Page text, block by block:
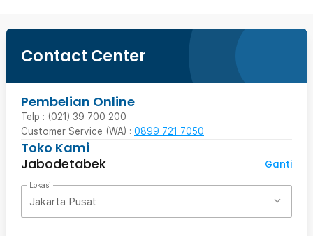
Contact Center
Pembelian Online
Telp : (021) 39 700 200
Customer Service (WA) : 0899 721 7050
Toko Kami
Jabodetabek
Ganti
Lokasi
Jakarta Pusat